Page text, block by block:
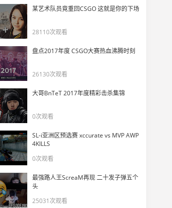
10258
【选手POV】donk和magixx天梯大杀四方！
玩机器看Spirit 3-1 Astralis 夺冠PGL！
advent看donk赛点局20s 1v4和chopper极限1v3
某艺术队员竟重回CSGO 这就是你的下场
28110次观看
盘点2017年度 CSGO大赛热血沸腾时刻
26130次观看
大哥BnTeT 2017年度精彩击杀集锦
0次观看
SL-i亚洲区预选赛 xccurate vs MVP AWP
4KILLS
0次观看
最强路人王ScreaM再现 二十发子弹五个
头
25031次观看